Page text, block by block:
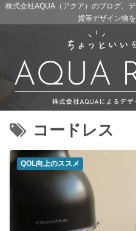
株式会社AQUA（アクア）のブログ。
貨等デザイン物
コードレス
QOL向上のススメ